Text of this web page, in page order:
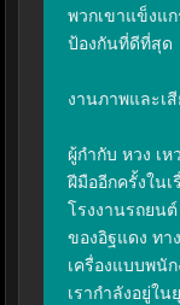
พวกเขาแข็งแ
ป้องกันที่ดีที่สุด
งานภาพและเ
ผู้กำกับ หวง เ
ฝีมืออีกครั้งใน
โรงงานรถยนต์
ของอิฐแดง ทา
เครื่องแบบพนั
เรากำลังอยู่ใน